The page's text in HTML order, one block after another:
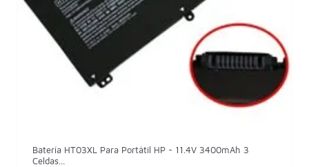
Batería HT03XL Para Portátil HP - 11.4V 3400mAh 3
Celdas...